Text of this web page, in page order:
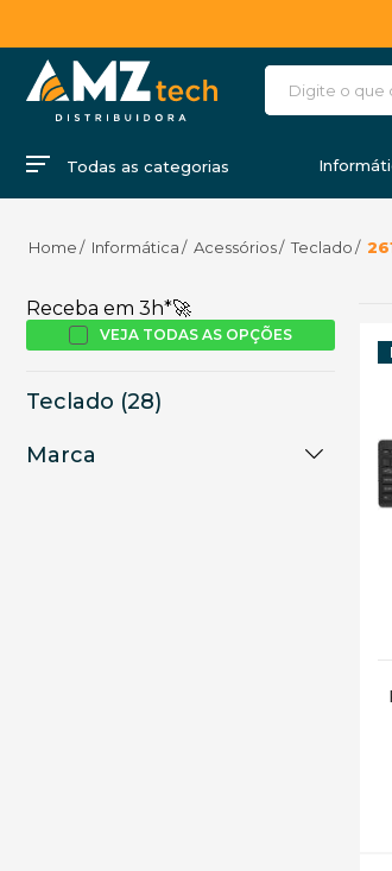
Todas as categorias
Informática Acessórios Teclado
Receba em 3h*🚀
VEJA TODAS AS OPÇÕES
Teclado (28)
Marca